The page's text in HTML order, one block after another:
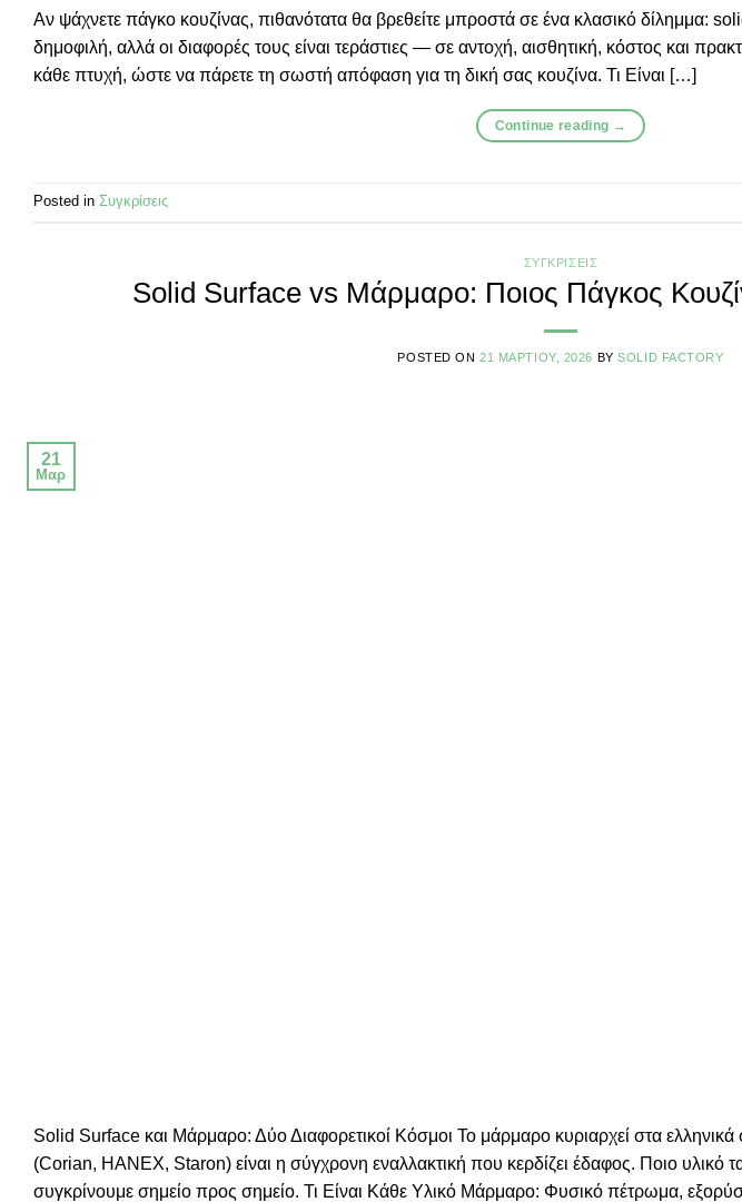
Αν ψάχνετε πάγκο κουζίνας, πιθανότατα θα βρεθείτε μπροστά σε ένα κλασικό δίλημμα:
δημοφιλή, αλλά οι διαφορές τους είναι τεράστιες — σε αντοχή, αισθητική, κόστος και
κάθε πτυχή, ώστε να πάρετε τη σωστή απόφαση για τη δική σας κουζίνα. Τι Είναι […]
Continue reading →
Posted in Συγκρίσεις
ΣΥΓΚΡΊΣΕΙΣ
Solid Surface vs Μάρμαρο: Ποιος Πάγκος
POSTED ON21 ΜΑΡΤΊΟΥ, 2026 BYSOLID FACTORY
21
Μαρ
Solid Surface και Μάρμαρο: Δύο Διαφορετικοί Κόσμοι Το μάρμαρο κυριαρχεί στα ελληνικά
(Corian, HANEX, Staron) είναι η σύγχρονη εναλλακτική που κερδίζει έδαφος. Ποιο υλικό
συγκρίνουμε σημείο προς σημείο. Τι Είναι Κάθε Υλικό Μάρμαρο: Φυσικό πέτρωμα,